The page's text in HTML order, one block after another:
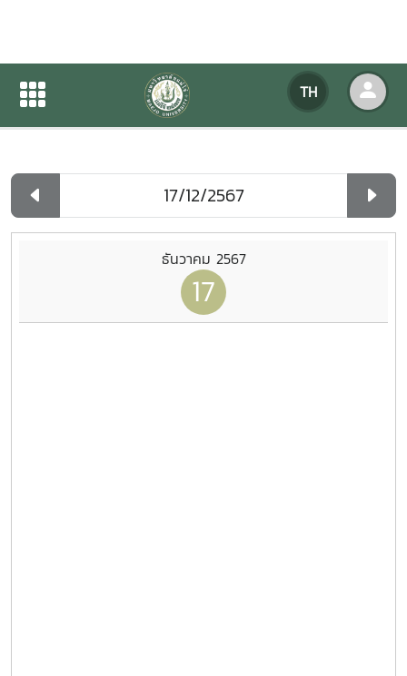
TH
ปฏิทินกิจกรรมของหน่วยงาน
ปฏิทินกิจกรรมของหน่วยงาน
ธันวาคม 2567
17